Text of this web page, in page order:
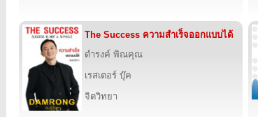
The Success ความสำเร็จออกแบบได้
ดำรงค์ พิณคุณ
เรสเตอร์ บุ๊ค
จิตวิทยา